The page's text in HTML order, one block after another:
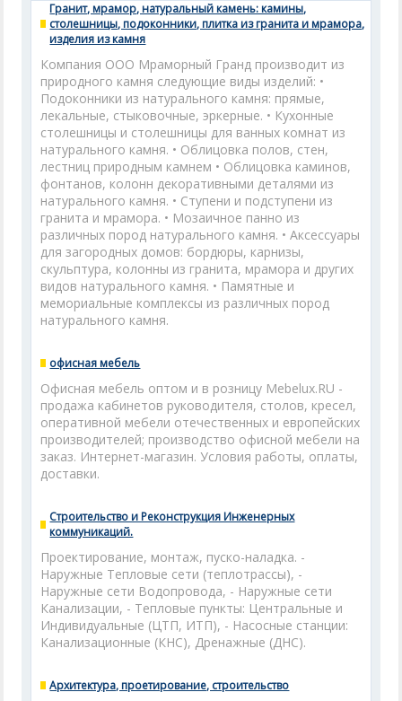
Гранит, мрамор, натуральный камень: камины,
столешницы, подоконники, плитка из гранита и мрамора,
изделия из камня
Компания ООО Мраморный Гранд производит из
природного камня следующие виды изделий: •
Подоконники из натурального камня: прямые,
лекальные, стыковочные, эркерные. • Кухонные
столешницы и столешницы для ванных комнат из
натурального камня. • Облицовка полов, стен,
лестниц природным камнем • Облицовка каминов,
фонтанов, колонн декоративными деталями из
натурального камня. • Cтупени и подступени из
гранита и мрамора. • Мозаичное панно из
различных пород натурального камня. • Аксессуары
для загородных домов: бордюры, карнизы,
скульптура, колонны из гранита, мрамора и других
видов натурального камня. • Памятные и
мемориальные комплексы из различных пород
натурального камня.
офисная мебель
Офисная мебель оптом и в розницу Mebelux.RU -
продажа кабинетов руководителя, столов, кресел,
оперативной мебели отечественных и европейских
производителей; производство офисной мебели на
заказ. Интернет-магазин. Условия работы, оплаты,
доставки.
Строительство и Реконструкция Инженерных
коммуникаций.
Проектирование, монтаж, пуско-наладка. -
Наружные Тепловые сети (теплотрассы), -
Наружные сети Водопровода, - Наружные сети
Канализации, - Тепловые пункты: Центральные и
Индивидуальные (ЦТП, ИТП), - Насосные станции:
Канализационные (КНС), Дренажные (ДНС).
Архитектура, проетирование, строительство